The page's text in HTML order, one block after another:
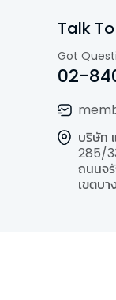
Talk
Got
02-
บริษัท
285/
ถนนจ
เขตบ